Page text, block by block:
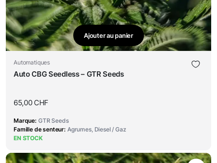
Ajouter au panier
Automatiques
Auto CBG Seedless – GTR Seeds
65,00 CHF
Marque GTR Seeds
Famille de senteur Agrumes, Diesel / Gaz
EN STOCK